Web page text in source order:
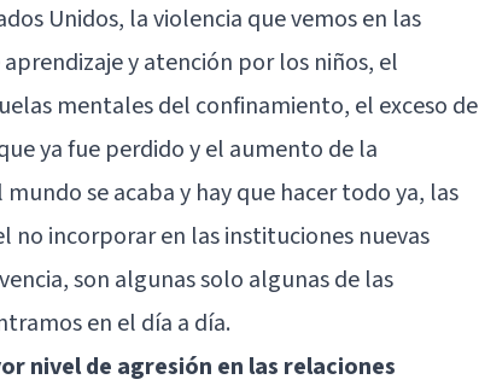
Unidos, laviolencia que vemos en las
y atención por los niños, el
mentales del confinamiento, el exceso de
ya fue perdido y el aumento de la
se acaba y hay que hacer todo ya, las
no incorporar en las instituciones nuevas
son algunas solo algunas de las
en el día a día.
nivel de agresión en las relaciones